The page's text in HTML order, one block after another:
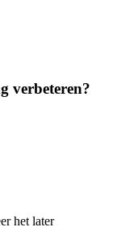
verbeteren?
het later